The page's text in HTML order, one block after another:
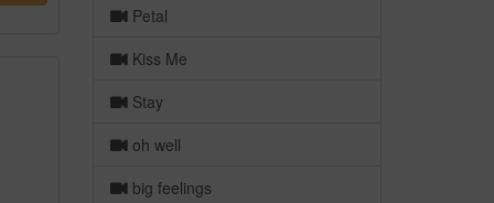
Petal
Kiss Me
Stay
oh well
big feelings